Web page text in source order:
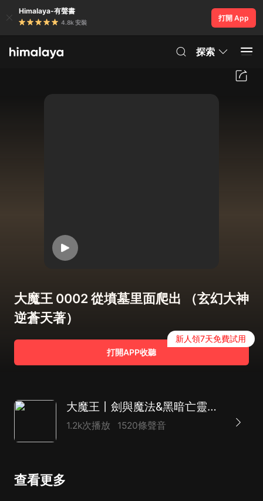
Himalaya-有聲書
4.8k 安裝
打開 App
探索
大魔王 0002 從墳墓里面爬出 （玄幻大神
逆蒼天著）
打開APP收聽
新人領7天免費試用
大魔王丨劍與魔法&黑暗亡靈丨逆蒼天著作
1.2k次播放 1520條聲音
查看更多